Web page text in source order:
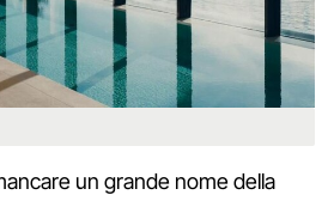
un grande nome della